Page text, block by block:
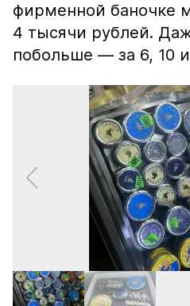
фирменной баночке
4 тысячи рублей.
побольше — за 6, 10